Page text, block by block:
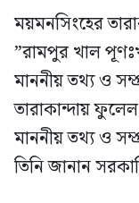
‎ময়মনসিংহের
”রামপুর খাল
মাননীয় তথ্য ও
তারাকান্দায়
মাননীয় তথ্য ও
তিনি জানান